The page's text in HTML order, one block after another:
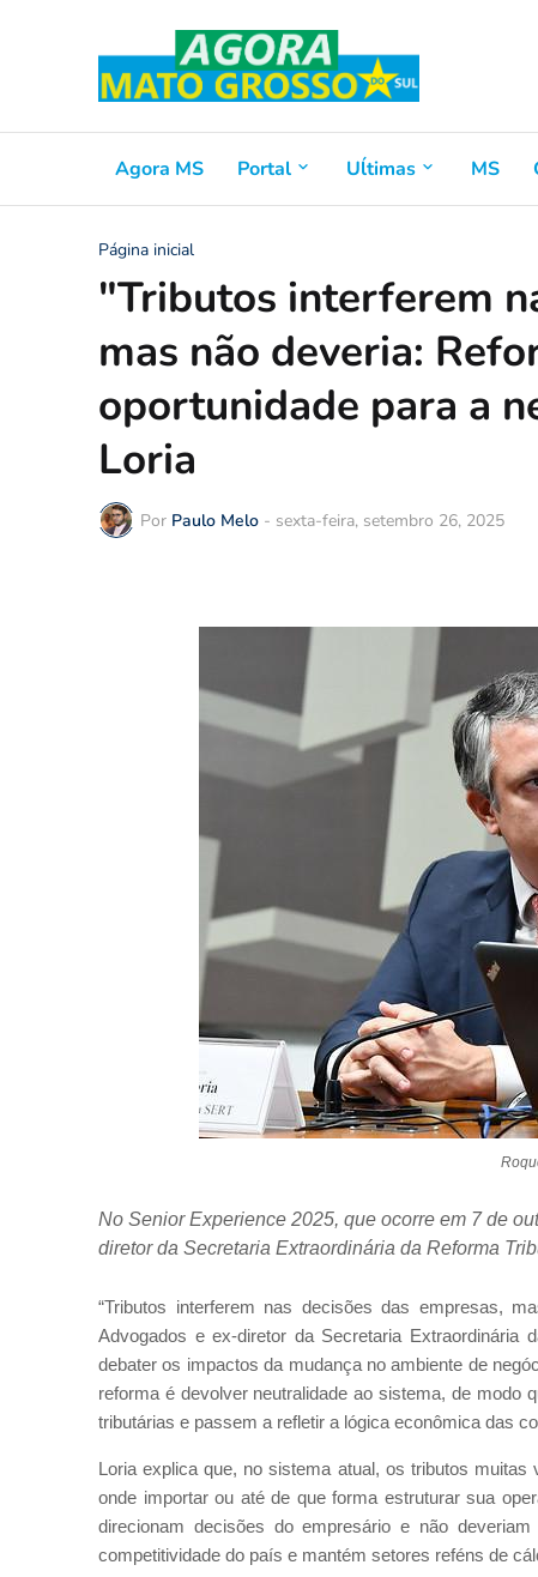
Agora MS Portal Uĺtimas MS
Página inicial
"Tributos interferem
mas não deveria:
oportunidade para a
Loria
Por Paulo Melo - sexta-feira, setembro 26, 2025
No Senior Experience 2025, que ocorre em 7 de
diretor da Secretaria Extraordinária da Reforma
“Tributos interferem nas decisões das empresas,
Advogados e ex-diretor da Secretaria Extraordinária
debater os impactos da mudança no ambiente de
reforma é devolver neutralidade ao sistema, de modo
tributárias e passem a refletir a lógica econômica das
Loria explica que, no sistema atual, os tributos
onde importar ou até de que forma estruturar sua
direcionam decisões do empresário e não
competitividade do país e mantém setores reféns de